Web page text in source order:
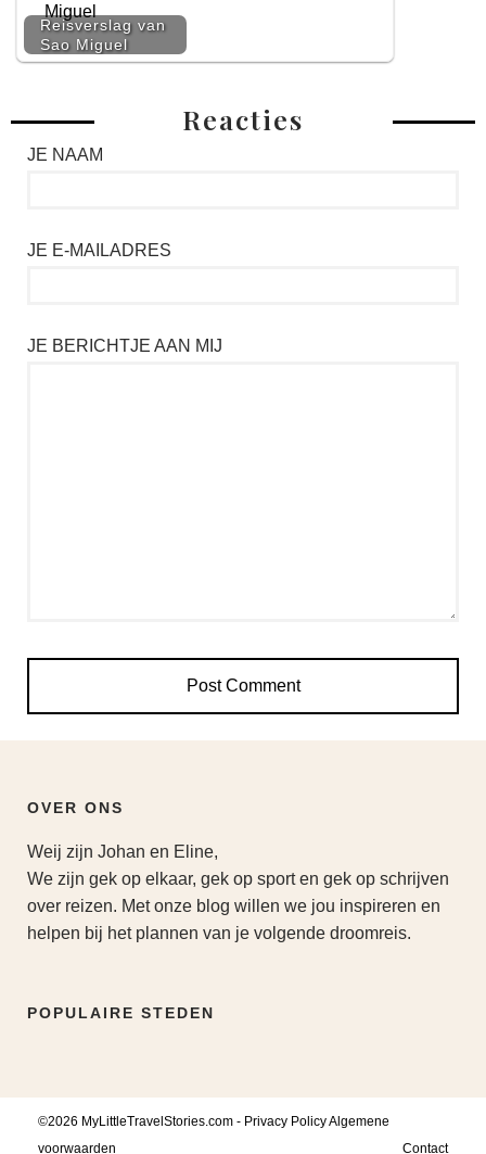
Reisverslag van
Sao Miguel
Reacties
JE NAAM
JE E-MAILADRES
JE BERICHTJE AAN MIJ
OVER ONS
Weij zijn Johan en Eline,
We zijn gek op elkaar, gek op sport en gek op schrijven
over reizen. Met onze blog willen we jou inspireren en
helpen bij het plannen van je volgende droomreis.
POPULAIRE STEDEN
©2026 MyLittleTravelStories.com - Privacy PolicyAlgemene
voorwaarden
Contact